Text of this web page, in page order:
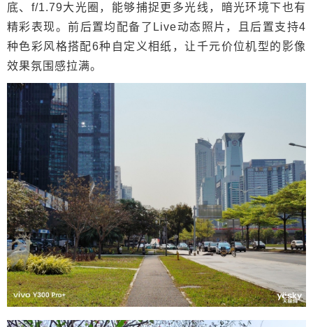
底、f/1.79大光圈，能够捕捉更多光线，暗光环境下也有
精彩表现。前后置均配备了Live动态照片，且后置支持4
种色彩风格搭配6种自定义相纸，让千元价位机型的影像
效果氛围感拉满。